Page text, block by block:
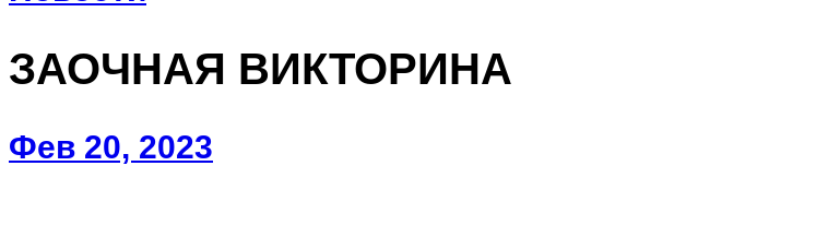
ЗАОЧНАЯ ВИКТОРИНА
Фев 20, 2023